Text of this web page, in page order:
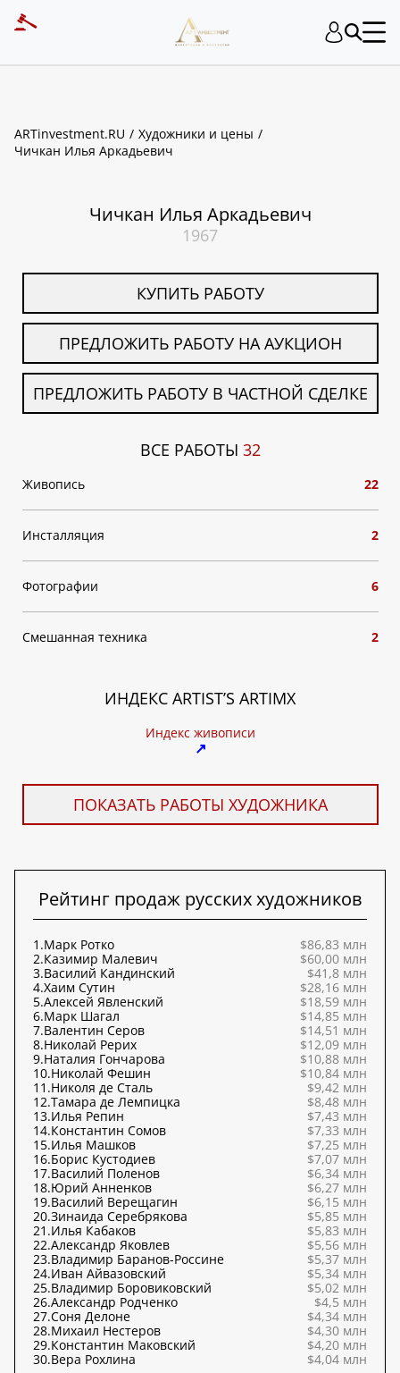
ARTinvestment.RU
Художники и цены
Чичкан Илья Аркадьевич
Чичкан Илья Аркадьевич
1967
КУПИТЬ РАБОТУ
ПРЕДЛОЖИТЬ РАБОТУ НА АУКЦИОН
ПРЕДЛОЖИТЬ РАБОТУ В ЧАСТНОЙ СДЕЛКЕ
ВСЕ РАБОТЫ 32
Живопись 22
Инсталляция 2
Фотографии 6
Смешанная техника 2
ИНДЕКС ARTIST’S ARTIMX
Индекс живописи
↗
ПОКАЗАТЬ РАБОТЫ ХУДОЖНИКА
Рейтинг продаж русских художников
1.Марк Ротко
$86,83 млн
2.Казимир Малевич
$60,00 млн
3.Василий Кандинский
$41,8 млн
4.Хаим Сутин
$28,16 млн
5.Алексей Явленский
$18,59 млн
6.Марк Шагал
$14,85 млн
7.Валентин Серов
$14,51 млн
8.Николай Рерих
$12,09 млн
9.Наталия Гончарова
$10,88 млн
10.Николай Фешин
$10,84 млн
11.Николя де Сталь
$9,42 млн
12.Тамара де Лемпицка
$8,48 млн
13.Илья Репин
$7,43 млн
14.Константин Сомов
$7,33 млн
15.Илья Машков
$7,25 млн
16.Борис Кустодиев
$7,07 млн
17.Василий Поленов
$6,34 млн
18.Юрий Анненков
$6,27 млн
19.Василий Верещагин
$6,15 млн
20.Зинаида Серебрякова
$5,85 млн
21.Илья Кабаков
$5,83 млн
22.Александр Яковлев
$5,56 млн
23.Владимир Баранов-Россине
$5,37 млн
24.Иван Айвазовский
$5,34 млн
25.Владимир Боровиковский
$5,02 млн
26.Александр Родченко
$4,5 млн
27.Соня Делоне
$4,34 млн
28.Михаил Нестеров
$4,30 млн
29.Константин Маковский
$4,20 млн
30.Вера Рохлина $4,04 млн